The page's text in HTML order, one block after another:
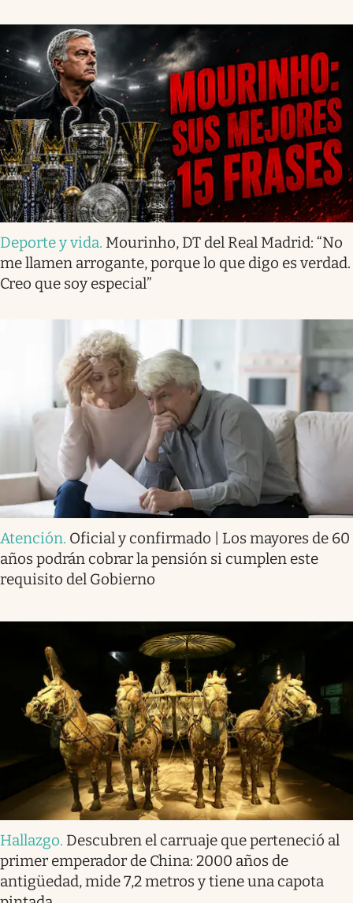
Deporte y vida. Mourinho, DT del Real Madrid: “No
me llamen arrogante, porque lo que digo es verdad.
Creo que soy especial”
Atención. Oficial y confirmado | Los mayores de 60
años podrán cobrar la pensión si cumplen este
requisito del Gobierno
Hallazgo. Descubren el carruaje que perteneció al
primer emperador de China: 2000 años de
antigüedad, mide 7,2 metros y tiene una capota